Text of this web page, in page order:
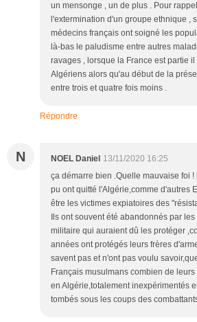
un mensonge , un de plus . Pour
l'extermination d'un groupe ethnique ,
médecins français ont soigné les
là-bas le paludisme entre autres
ravages , lorsque la France est partie
Algériens alors qu'au début de la
entre trois et quatre fois moins .
Répondre
N NOEL Daniel 13/11/2020 16:25
ça démarre bien .Quelle mauvaise foi
pu ont quitté l'Algérie,comme d'autres
être les victimes expiatoires des
Ils ont souvent été abandonnés par
militaire qui auraient dû les protéger
années ont protégés leurs frères
savent pas et n'ont pas voulu
Français musulmans combien de
en Algérie,totalement inexpérimentés
tombés sous les coups des